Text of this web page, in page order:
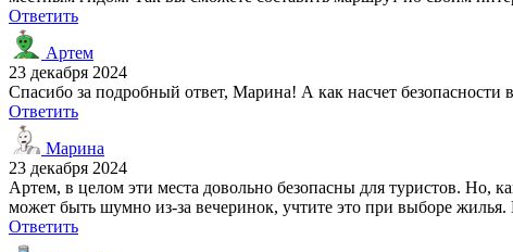
Ответить
Артем
23 декабря 2024
Спасибо за подробный ответ, Марина! А как насчет безопасности
Ответить
Марина
23 декабря 2024
Артем, в целом эти места довольно безопасны для туристов. Но,
может быть шумно из-за вечеринок, учтите это при выборе жилья.
Ответить